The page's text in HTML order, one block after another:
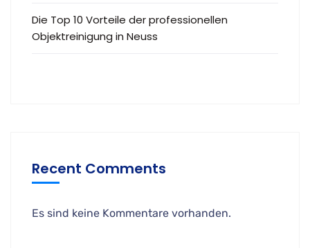
Die Top 10 Vorteile der professionellen
Objektreinigung in Neuss
Recent Comments
Es sind keine Kommentare vorhanden.